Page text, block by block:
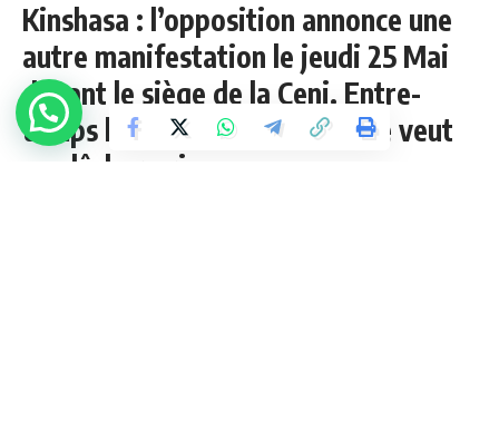
Kinshasa : l’opposition annonce une
autre manifestation le jeudi 25 Mai
devant le siège de la Ceni. Entre-
temps la jeunesse de l’Udps ne veut
pas lâcher prise.